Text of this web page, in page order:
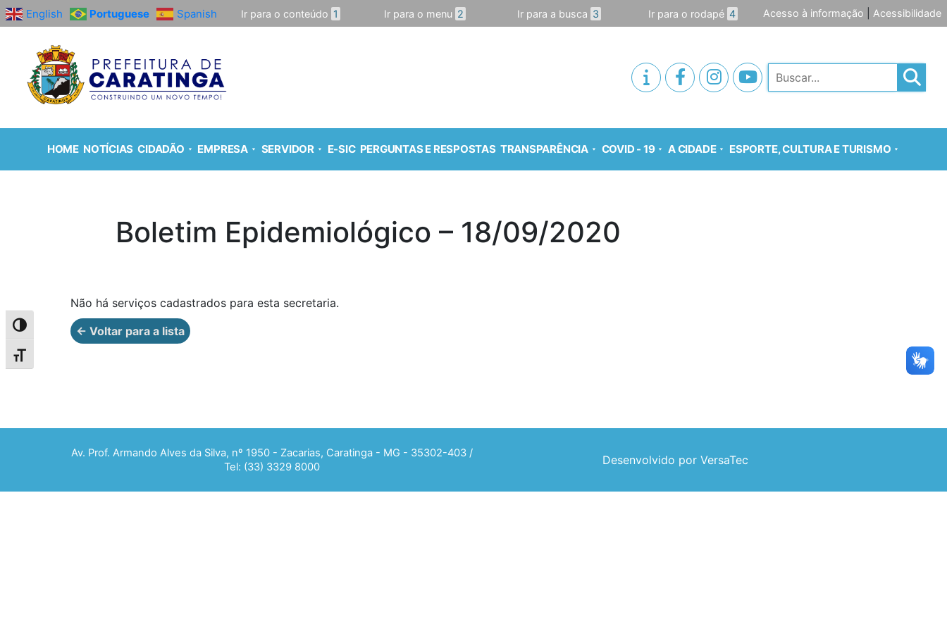
Alternar alto contraste
Alternar tamanho da fonte
English Portuguese Spanish Ir para o conteúdo 1 Ir para o menu 2 Ir para a busca 3 Ir para o rodapé 4 Acesso à informação Acessibilidade
Pesquisar
HOME NOTÍCIAS CIDADÃO EMPRESA SERVIDOR E-SIC PERGUNTAS E RESPOSTAS TRANSPARÊNCIA COVID - 19 A CIDADE ESPORTE, CULTURA E TURISMO
Boletim Epidemiológico – 18/09/2020
Não há serviços cadastrados para esta secretaria.
← Voltar para a lista
Av. Prof. Armando Alves da Silva, nº 1950 - Zacarias, Caratinga - MG - 35302-403 /
Tel: (33) 3329 8000
Desenvolvido por VersaTec